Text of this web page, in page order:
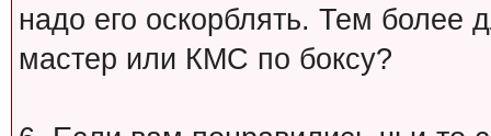
надо его оскорблять. Тем более
мастер или КМС по боксу?